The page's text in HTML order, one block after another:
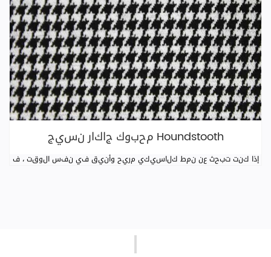
محبوك جاكار نسيج Houndstooth
إذا كنت تبحث عن نمط كلاسيكي مريح وأنيق في نفس الوقت ، ف